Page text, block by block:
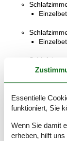
WC mit
Essentielle
funktioniert, Sie
Wenn Sie damit
erheben, hilft